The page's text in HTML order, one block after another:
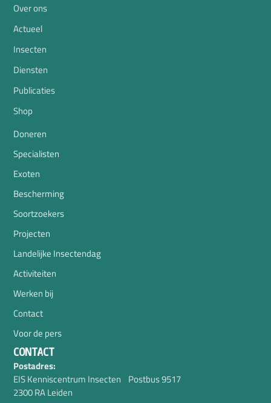
Over ons
Actueel
Insecten
Diensten
Publicaties
Shop
Doneren
Specialisten
Exoten
Bescherming
Soortzoekers
Projecten
Landelijke Insectendag
Activiteiten
Werken bij
Contact
Voor de pers
CONTACT
Postadres:
EIS Kenniscentrum Insecten Postbus 9517
2300 RA Leiden